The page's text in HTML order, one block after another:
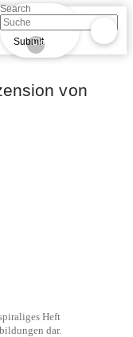
Search
Submit
Clear
von
Heft
dar.